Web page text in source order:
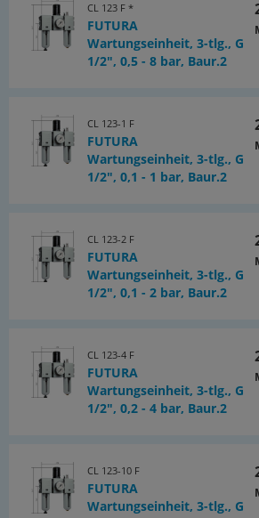
Ausführung mit Metallbehälter und
Ablassautomatik-AM, Ablassautomatik
- 16 bar) -AMNC
Eingangsdruck fällt, öffnet das Ablassventil
Festdrehen der Ablassschraube kann die
Ablassventilöffnung verhindert werden.
Dokumente:
Dokumentation
(PDF)
Dokumentation:
CL 123 F *
FUTURA
Wartungseinheit, 3-tlg., G
1/2", 0,5 - 8 bar, Baur.2
CL 123-1 F
FUTURA
Wartungseinheit, 3-tlg., G
1/2", 0,1 - 1 bar, Baur.2
CL 123-2 F
FUTURA
Wartungseinheit, 3-tlg., G
1/2", 0,1 - 2 bar, Baur.2
CL 123-4 F
FUTURA
Wartungseinheit, 3-tlg., G
1/2", 0,2 - 4 bar, Baur.2
CL 123-10 F
FUTURA
Wartungseinheit, 3-tlg., G